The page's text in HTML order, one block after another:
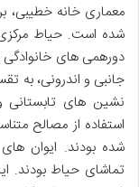
معماری خانه خطیبی،
شده است. حیاط
دورهمی های خانوادگی
جانبی و اندرونی، به
نشین های
استفاده از مصالح
شده بودند. ایوان
تماشای حیاط بودند.